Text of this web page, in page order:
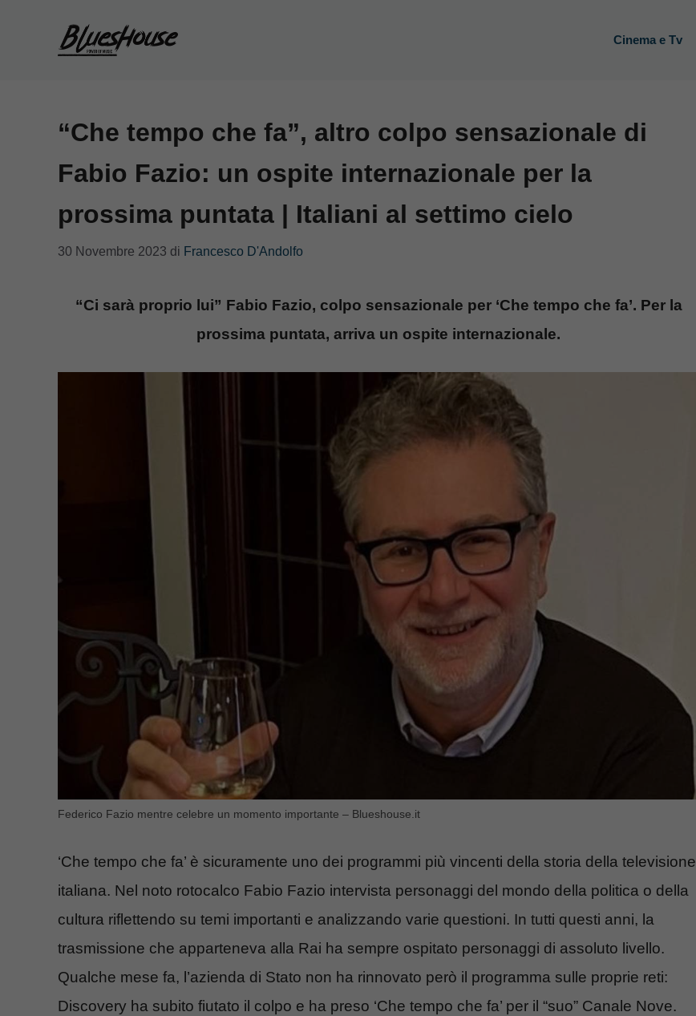
Cinema e Tv
“Che tempo che fa”, altro colpo sensazionale di
Fabio Fazio: un ospite internazionale per la
prossima puntata | Italiani al settimo cielo
30 Novembre 2023 di Francesco D'Andolfo
“Ci sarà proprio lui” Fabio Fazio, colpo sensazionale per ‘Che tempo che fa’. Per la
prossima puntata, arriva un ospite internazionale.
Federico Fazio mentre celebre un momento importante – Blueshouse.it
‘Che tempo che fa’ è sicuramente uno dei programmi più vincenti della storia della televisione
italiana. Nel noto rotocalco Fabio Fazio intervista personaggi del mondo della politica o della
cultura riflettendo su temi importanti e analizzando varie questioni. In tutti questi anni, la
trasmissione che apparteneva alla Rai ha sempre ospitato personaggi di assoluto livello.
Qualche mese fa, l’azienda di Stato non ha rinnovato però il programma sulle proprie reti:
Discovery ha subito fiutato il colpo e ha preso ‘Che tempo che fa’ per il “suo” Canale Nove.